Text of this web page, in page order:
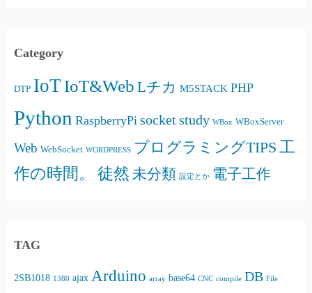
Category
DTP IoT IoT&Web Lチカ M5STACK PHP
Python RaspberryPi socketstudy WBox WBoxServer
Web WebSocket WORDPRESS プログラミングTIPS 工
作の時間。
徒然 未分類 設定とか 電子工作
TAG
2SB1018 1380 ajax Arduino array base64 CNC compile DB File